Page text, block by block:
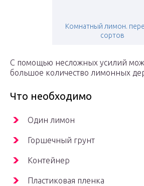
Комнатный лимон.
сортов
С помощью несложных усилий
большое количество лимонных
Что необходимо
Один лимон
Горшечный грунт
Контейнер
Пластиковая пленка